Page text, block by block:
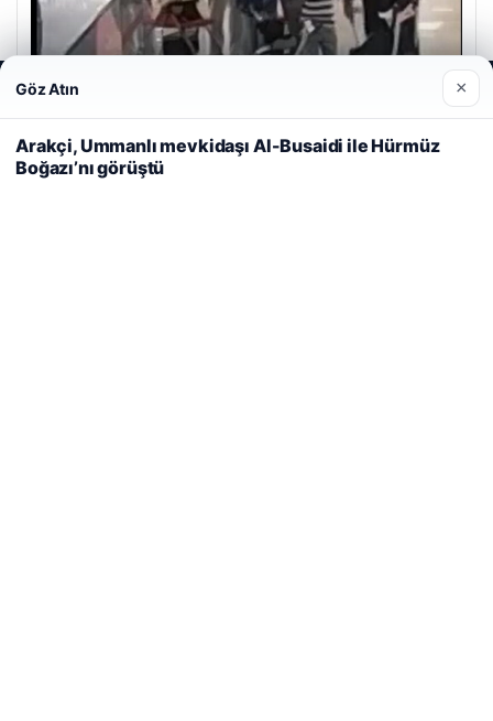
Personeline Ödül
Web sitemizi nasıl kullandığınızı daha iyi anlayabilmek,
deneyiminizi kişiselleştirmek ve geliştirmek amacıyla çerezler
kullanıyoruz.
Çerez Politikamız
Reddet Kabul Et
Göz Atın ×
Arakçi, Ummanlı mevkidaşı Al-Busaidi ile Hürmüz
Boğazı’nı görüştü